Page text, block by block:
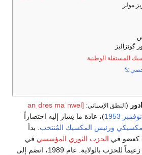
مولر
گونزاليز
المستقلة الوطنية
( النطق الإسپاني:
[anˌdɾes maˈnwel
1953)، عادة ما يشار إليه اختصاراً
مكسيكي ورئيس المكسيك المُنتخب. بدأ
الحزب الثوري المؤسسي في
بالولاية. عام 1989، انضم إلى